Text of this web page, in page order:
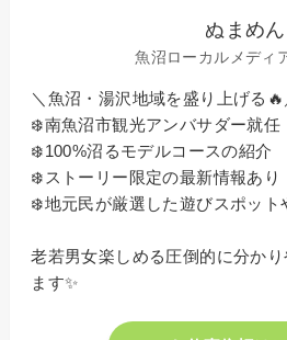
ぬまめん
魚沼ローカルメディ
＼魚沼・湯沢地域を盛り上げる🔥
❄️南魚沼市観光アンバサダー就任
❄️100%沼るモデルコースの紹介
❄️ストーリー限定の最新情報あり
❄️地元民が厳選した遊びスポット
老若男女楽しめる圧倒的に分か
ます✨